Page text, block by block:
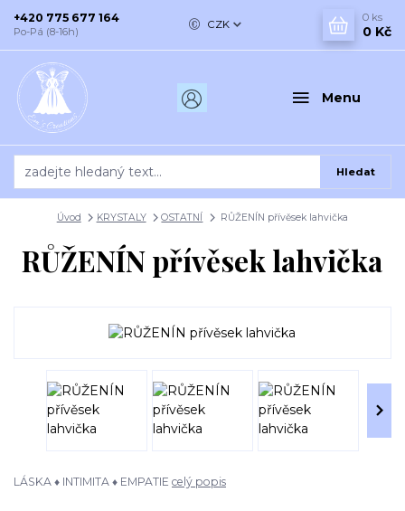
Menu
CZK
Hledat
+420 775 677 164
Po-Pá (8-16h)
0 ks
0 Kč
Úvod KRYSTALY OSTATNÍ RŮŽENÍN přívěsek lahvička
RŮŽENÍN přívěsek lahvička
LÁSKA ♦ INTIMITA ♦ EMPATIE celý popis